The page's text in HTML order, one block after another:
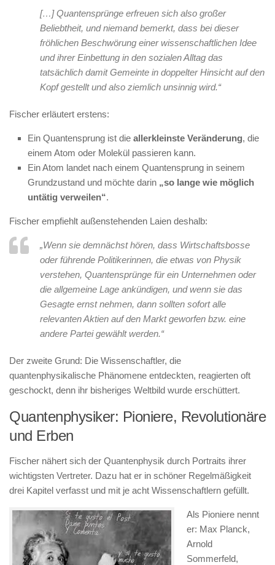
[…] Quantensprünge erfreuen sich also großer
Beliebtheit, und niemand bemerkt, dass bei dieser
fröhlichen Beschwörung einer wissenschaftlichen Idee
und ihrer Einbettung in den sozialen Alltag das
tatsächlich damit Gemeinte in doppelter Hinsicht auf den
Kopf gestellt und also ziemlich unsinnig wird.“
Fischer erläutert erstens:
Ein Quantensprung ist die allerkleinste Veränderung, die
einem Atom oder Molekül passieren kann.
Ein Atom landet nach einem Quantensprung in seinem
Grundzustand und möchte darin „so lange wie möglich
untätig verweilen“.
Fischer empfiehlt außenstehenden Laien deshalb:
„Wenn sie demnächst hören, dass Wirtschaftsbosse
oder führende Politikerinnen, die etwas von Physik
verstehen, Quantensprünge für ein Unternehmen oder
die allgemeine Lage ankündigen, und wenn sie das
Gesagte ernst nehmen, dann sollten sofort alle
relevanten Aktien auf den Markt geworfen bzw. eine
andere Partei gewählt werden.“
Der zweite Grund: Die Wissenschaftler, die
quantenphysikalische Phänomene entdeckten, reagierten oft
geschockt, denn ihr bisheriges Weltbild wurde erschüttert.
Quantenphysiker: Pioniere, Revolutionäre
und Erben
Fischer nähert sich der Quantenphysik durch Portraits ihrer
wichtigsten Vertreter. Dazu hat er in schöner Regelmäßigkeit
drei Kapitel verfasst und mit je acht Wissenschaftlern gefüllt.
Als Pioniere nennt
er: Max Planck,
Arnold
Sommerfeld,